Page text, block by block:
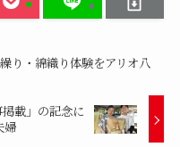
り・綿織り体験をアリオ八
載」の記念に
婦